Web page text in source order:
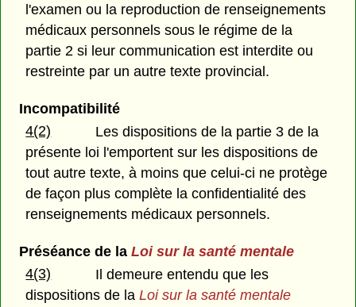
l'examen ou la reproduction de renseignements
médicaux personnels sous le régime de la
partie 2 si leur communication est interdite ou
restreinte par un autre texte provincial.
Incompatibilité
4(2)
Les dispositions de la partie 3 de la
présente loi l'emportent sur les dispositions de
tout autre texte, à moins que celui-ci ne protège
de façon plus complète la confidentialité des
renseignements médicaux personnels.
Préséance de la Loi sur la santé mentale
4(3)
Il demeure entendu que les
dispositions de laLoi sur la santé mentale